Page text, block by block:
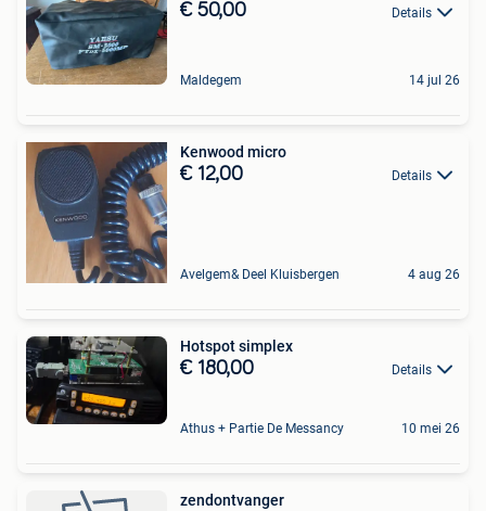
€ 50,00 Details
Maldegem 14 jul 26
Kenwood micro
€ 12,00 Details
Avelgem& Deel Kluisbergen 4 aug 26
Hotspot simplex
€ 180,00 Details
Athus + Partie De Messancy 10 mei 26
zendontvanger